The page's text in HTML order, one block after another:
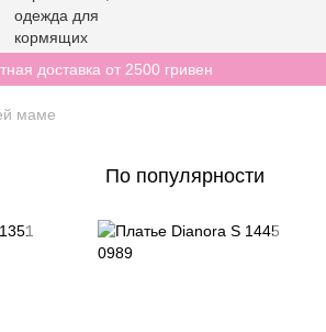
доставка от 2500 гривен
маме
По популярности